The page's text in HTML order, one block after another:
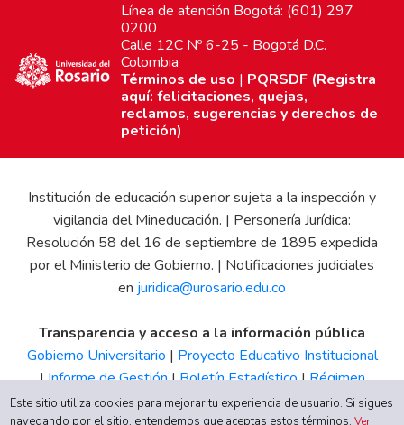
Línea de atención Bogotá: (601) 297
0200
Calle 12C Nº 6-25 - Bogotá D.C.
Colombia
Términos de uso | PQRSDF (Registra
aquí: felicitaciones, quejas,
reclamos, sugerencias y derechos de
petición)
Institución de educación superior sujeta a la inspección y
vigilancia del Mineducación. | Personería Jurídica:
Resolución 58 del 16 de septiembre de 1895 expedida
por el Ministerio de Gobierno. | Notificaciones judiciales
en juridica@urosario.edu.co
Transparencia y acceso a la información pública
Gobierno Universitario | Proyecto Educativo Institucional
|Informe de Gestión|Boletín Estadístico|Régimen
Tributario|Estados Financieros |Código de Ética| Canal
Este sitio utiliza cookies para mejorar tu experiencia de usuario. Si sigues
navegando por el sitio, entendemos que aceptas estos términos.Ver